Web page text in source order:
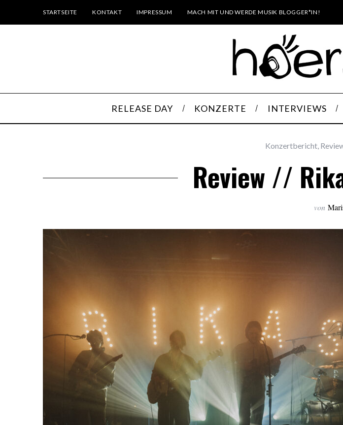
STARTSEITE KONTAKT IMPRESSUM MACH MIT UND WERDE MUSIK BLOGGER*IN!
RELEASE DAY KONZERTE INTERVIEWS
Konzertbericht,
Review //
von